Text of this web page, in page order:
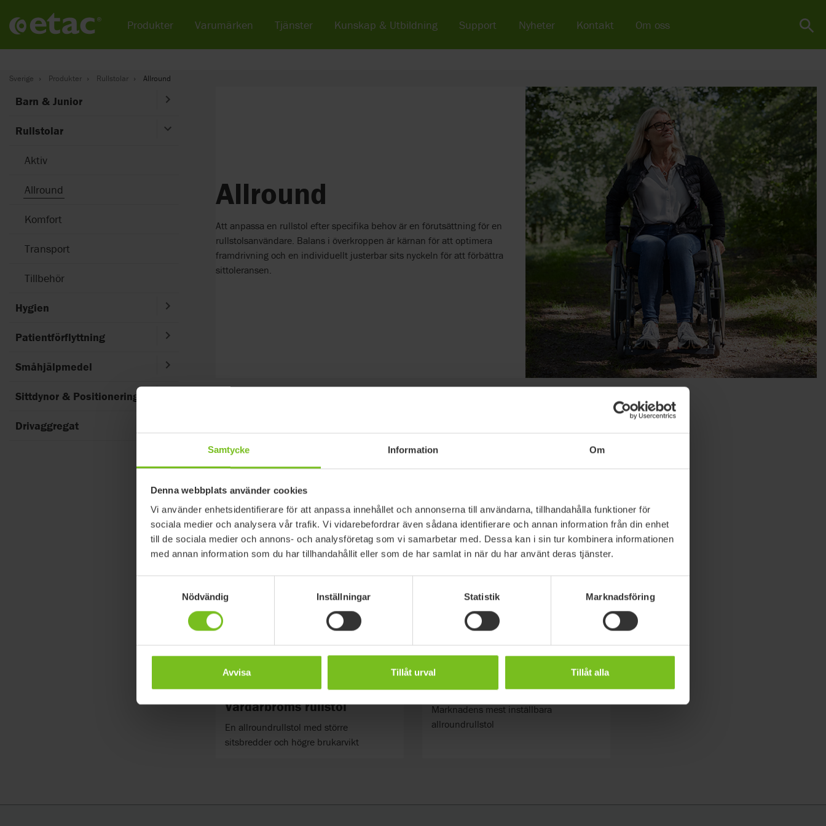
Samtycke Information Om
Denna webbplats använder cookies
Vi använder enhetsidentifierare för att anpassa innehållet och annonserna till användarna, tillhandahålla funktioner för
sociala medier och analysera vår trafik. Vi vidarebefordrar även sådana identifierare och annan information från din enhet
till de sociala medier och annons- och analysföretag som vi samarbetar med. Dessa kan i sin tur kombinera informationen
med annan information som du har tillhandahållit eller som de har samlat in när du har använt deras tjänster.
Nödvändig
Inställningar Statistik Marknadsföring
Avvisa Tillåt urval Tillåt alla
Sverige Produkter Rullstolar Allround
Barn & Junior
Rullstolar
Aktiv
Allround
Komfort
Transport
Tillbehör
Hygien
Patientförflyttning
Småhjälpmedel
Sittdynor & Positionering
Drivaggregat
Allround
Att anpassa en rullstol efter specifika behov är en förutsättning för en
rullstolsanvändare. Balans i överkroppen är kärnan för att optimera
framdrivning och en individuellt justerbar sits nyckeln för att förbättra
sittoleransen.
Välj filter
2hittade resultat
Etac Cross 5 XL /
Vårdarbroms rullstol
En allroundrullstol med större
sitsbredder och högre brukarvikt
Etac Cross 6 rullstol
Marknadens mest inställbara
allroundrullstol
Produkter Varumärken Tjänster Kunskap & Utbildning Support Nyheter Kontakt Om oss